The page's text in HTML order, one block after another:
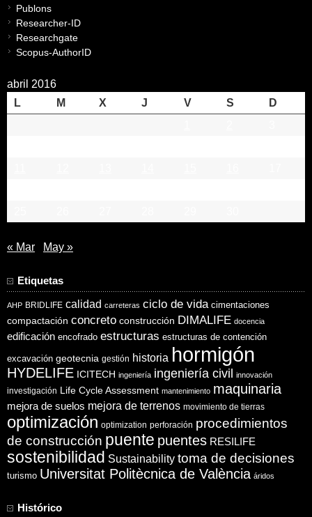
Publons
Researcher-ID
Researchgate
Scopus-AuthorID
abril 2016
L
M X J V S
D
« Mar May »
Etiquetas
AHP BRIDLIFE calidad carreteras ciclo de vida cimentaciones
compactación concreto construcción DIMALIFE docencia
edificación encofrado estructuras estructuras de contención
excavación geotecnia gestión historia hormigón
HYDELIFE ICITECH ingeniería ingeniería civil innovación
investigación Life Cycle Assessment mantenimiento maquinaria
mejora de suelos mejora de terrenos movimiento de tierras
optimización optimization perforación procedimientos
de construcción puente puentes RESILIFE
sostenibilidad Sustainability toma de decisiones
turismo Universitat Politècnica de València áridos
Histórico